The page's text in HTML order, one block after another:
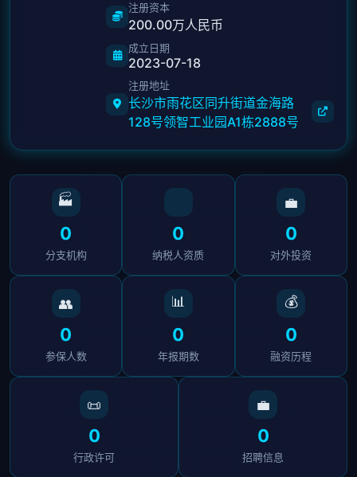
注册资本
200.00万人民币
成立日期
2023-07-18
注册地址
长沙市雨花区同升街道金海路
128号领智工业园A1栋2888号
🏭
0
分支机构
0
纳税人资质
💼
0
对外投资
👥
0
参保人数
📊
0
年报期数
💰
0
融资历程
📜
0
行政许可
💼
0
招聘信息